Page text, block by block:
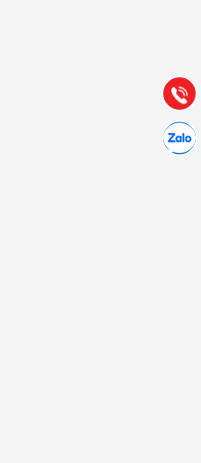
Gọi
(028) 22.166.144
Chát